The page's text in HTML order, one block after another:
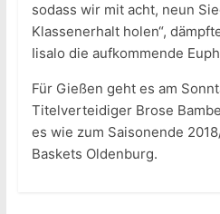
sodass wir mit acht, neun
Klassenerhalt holen“,
Iisalo die aufkommende
Für Gießen geht es am
Titelverteidiger Brose
es wie zum Saisonende
Baskets Oldenburg.